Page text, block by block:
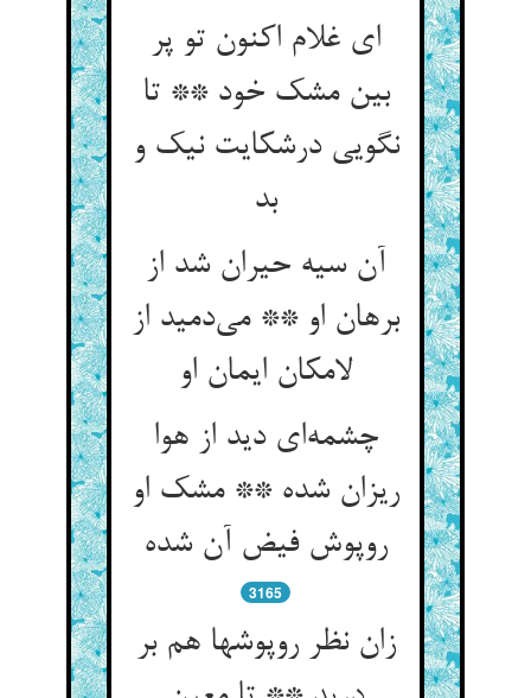
ای غلام اکنون تو پر
بین مشک خود ** تا
نگویی درشکایت نیک و
بد
آن سیه حیران شد از
برهان او ** می‌دمید از
لامکان ایمان او
چشمه‌ای دید از هوا
ریزان شده ** مشک او
روپوش فیض آن شده
3165
زان نظر روپوشها هم بر